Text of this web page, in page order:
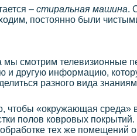
– стиральная машина.
постоянно были
мы смотрим телевизионные
и другую информацию,
разного вида
чтобы «окружающая среда»
полов ковровых покрытий.
тех же помещений